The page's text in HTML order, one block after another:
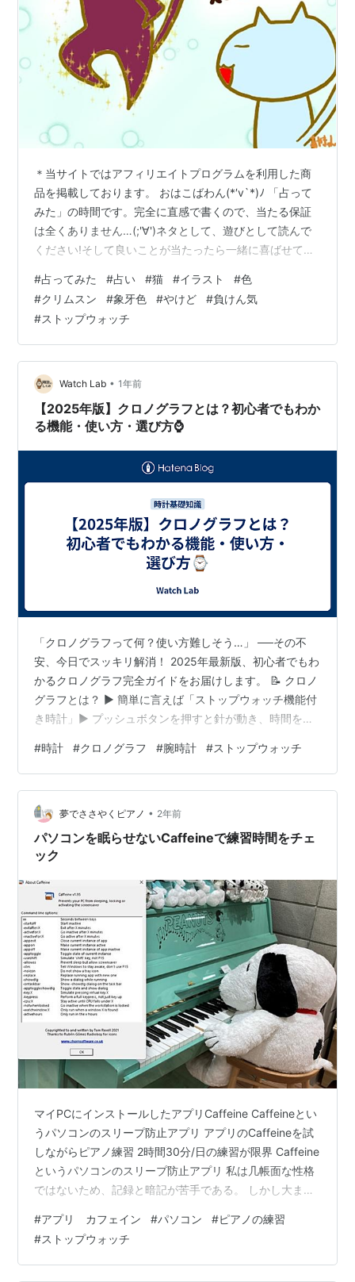
＊当サイトではアフィリエイトプログラムを利用した商
品を掲載しております。 おはこばわん(*′v`*)ﾉ 「占って
みた」の時間です。完全に直感で書くので、当たる保証
は全くありません…(;'∀')ネタとして、遊びとして読んで
ください!そして良いことが当たったら一緒に喜ばせてく
日の運勢にするもよし夜 🌛読んで明日の運勢にするもよ
し来週、来月の…なんてのもありでご自由にして頂けれ
ばと考えています。 それではやってみよう('ω')ﾉ 次の２
色のうち、どちらかを選んでください。結果は下～ ～～
結果 ～～ クリムスンを選んだ方… やけどしないように気
を…
#占ってみた #占い #猫 #イラスト #色
#クリムスン #象牙色 #やけど #負けん気
#ストップウォッチ
Watch Lab • 1年前
【2025年版】クロノグラフとは？初心者でもわか
る機能・使い方・選び方⌚
「クロノグラフって何？使い方難しそう…」 ──その不
安、今日でスッキリ解消！ 2025年最新版、初心者でもわ
かるクロノグラフ完全ガイドをお届けします。 📝 クロノ
グラフとは？ ▶ 簡単に言えば「ストップウォッチ機能付
き時計」▶ プッシュボタンを押すと針が動き、時間を計
「でも…日常ではほぼ使わないのが事実（笑）」 📝 クロ
ノグラフの基本構造 部位 役割 中央の大きな秒針 クロノ
グラフの計測用（通常は動かない） 2〜3つの小ダイヤル
分・時間・24時間表示など プッシュボタン（2つ） スタ
ート／ストップとリセット 💬「ボタンを押して遊びたく
なるの…
#時計 #クロノグラフ #腕時計 #ストップウォッチ
夢でささやくピアノ • 2年前
パソコンを眠らせないCaffeineで練習時間をチェ
ック
マイPCにインストールしたアプリCaffeine Caffeineとい
うパソコンのスリープ防止アプリ アプリのCaffeineを試
しながらピアノ練習 2時間30分/日の練習が限界 Caffeine
というパソコンのスリープ防止アプリ 私は几帳面な性格
ではないため、記録と暗記が苦手である。 しかし大まか
か、この頃あんまりピアノの練習時間が増えていない、
という大雑把な気づきは大事かなと思うので、練習時間
をパソコンのストップウォッチを使って記録している
#アプリ カフェイン #パソコン #ピアノの練習
#ストップウォッチ